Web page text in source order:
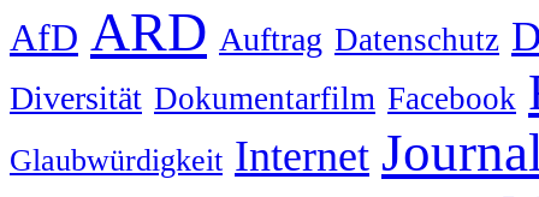
AfD ARD Auftrag Datenschutz
Diversität Dokumentarfilm Facebook
Glaubwürdigkeit Internet